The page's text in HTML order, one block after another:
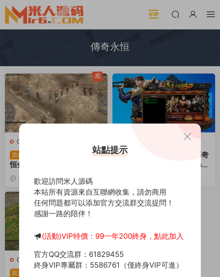
傳奇永恒
C-傳奇永恒
原創
3D傳奇端遊【月靈永
恒傳奇V6.70本地驗證無限
制版】Win一鍵服務端+修改
工具+GM命令+PC客戶端
+視頻架設教程
2024-08-01
1.45k
30
薦
端遊服務端
3D傳奇端遊【月靈永恒傳奇
六職業侍女版V1.72】Win一
設教程
C-傳奇永恒
端遊服務端
親測
站點提示
歡迎訪問米人源碼
本站所有資源來自互聯網收集，請勿商用
任何問題都可以添加官方交流群交流提問！
感謝一路的陪伴！
(活動)VIP特價：99一年200終身，點此加入
官方QQ交流群：61829455
終身VIP專屬群：5586761（僅終身VIP可進）